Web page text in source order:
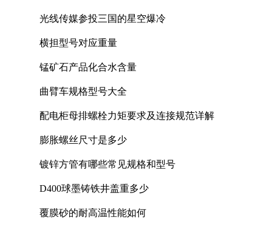
光线传媒参投三国的星空爆冷
横担型号对应重量
锰矿石产品化合水含量
曲臂车规格型号大全
配电柜母排螺栓力矩要求及连接规范详解
膨胀螺丝尺寸是多少
镀锌方管有哪些常见规格和型号
D400球墨铸铁井盖重多少
覆膜砂的耐高温性能如何